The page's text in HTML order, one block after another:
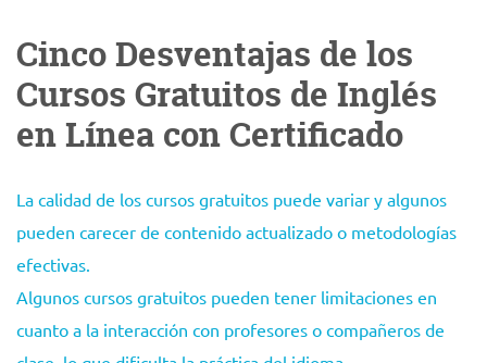
Cinco Desventajas de los
Cursos Gratuitos de Inglés
en Línea con Certificado
La calidad de los cursos gratuitos puede variar y algunos
pueden carecer de contenido actualizado o metodologías
efectivas.
Algunos cursos gratuitos pueden tener limitaciones en
cuanto a la interacción con profesores o compañeros de